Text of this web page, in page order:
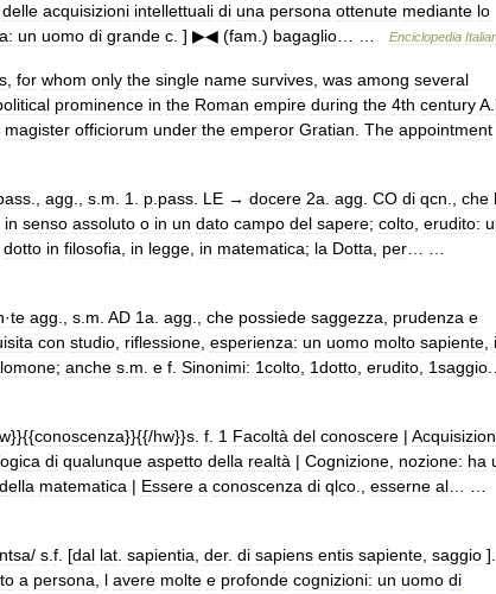
delle acquisizioni intellettuali di una persona ottenute mediante lo
un uomo di grande c. ] ▶◀ (fam.) bagaglio… … Enciclopedia
, for whom only the single name survives, was among several
prominence in the Roman empire during the 4th centuryA.
magister officiorum under the emperor Gratian. The appointment
., agg., s.m. 1. p.pass. LE → docere 2a. agg. CO di qcn., che
in senso assoluto o in un dato campo del sapere; colto, erudito:
dotto in filosofia, in legge, in matematica; la Dotta, per… …
·te agg., s.m. AD 1a. agg., che possiede saggezza, prudenza e
con studio, riflessione, esperienza: un uomo molto sapiente,
; anche s.m. e f. Sinonimi: 1colto, 1dotto, erudito, 1saggio
}}{{conoscenza}}{{/hw}}s. f. 1 Facoltà del conoscere |
di qualunque aspetto della realtà | Cognizione, nozione: ha
della matematica | Essere a conoscenza di qlco., esserne al… …
/ s.f. [dal lat. sapientia, der. di sapiens entis sapiente, saggio ].
a persona, l avere molte e profonde cognizioni: un uomo di